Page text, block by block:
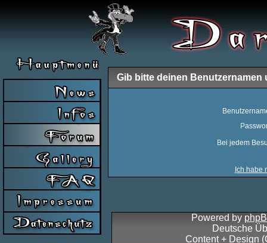
Gib bitte deinen
Bei jedem
Ich habe
Powered by
Deutsche
Content + Design